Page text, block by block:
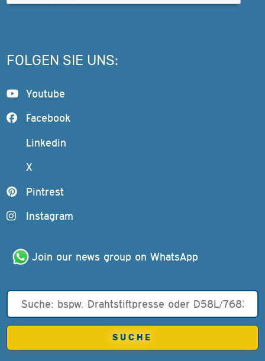
FOLGEN SIE UNS:
Youtube
Facebook
Linkedin
X
Pintrest
Instagram
Join our news group on WhatsApp